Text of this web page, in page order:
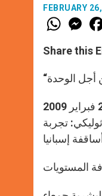
FEBRUARY
W
h
t
s
p
p
M
e
s
e
g
e
Share this
مدريد، إسبانيا، الخميس 26 فبراير 2009 (ZENIT.org) – ننشر في ما يلي القسم الأول من الكلمة التي ألقاها الأب اليسوعي
تجربة
المستويات